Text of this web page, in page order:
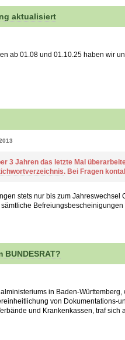
aktualisiert
ab 01.08 und 01.10.25 haben wir
3 Jahren das letzte Mal
. Bei Fragen
stets nur bis zum Jahreswechsel
in Baden-
von
und Krankenkassen, traf sich